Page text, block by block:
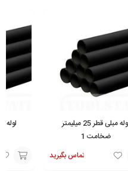
لوله مبلی قطر 25 میلیمتر
ضخامت 1
تماس بگیرید